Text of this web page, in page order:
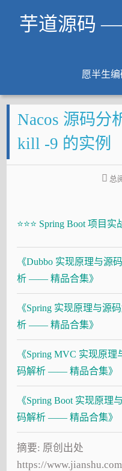
芋道源码
愿半生编
文章
知识星球
Github
大厂面试必备
Nacos 源码
kill -9 的实例
总
⭐⭐⭐ Spring Boot 项目实
《Dubbo 实现原理与源
析 —— 精品合集》
《Spring 实现原理与源
析 —— 精品合集》
《Spring MVC 实现原理
码解析 —— 精品合集》
《Spring Boot 实现原理
码解析 —— 精品合集》
摘要: 原创出处
https://